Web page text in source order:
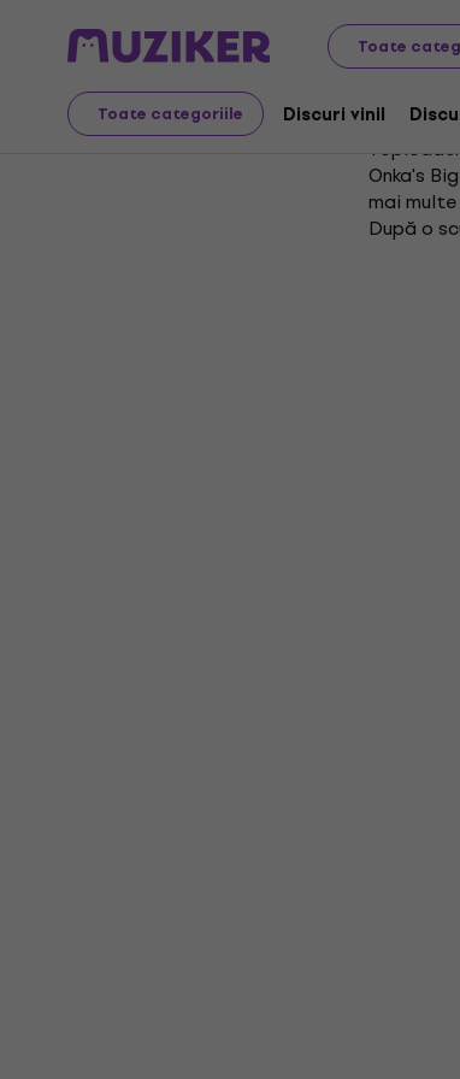
Toate
Toate categoriile Discuri vinil
Onka's
mai
După o